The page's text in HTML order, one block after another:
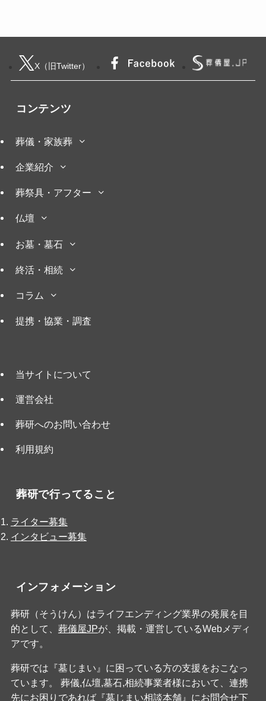
X（旧Twitter）
コンテンツ
葬儀・家族葬
企業紹介
葬祭具・アフター
仏壇
お墓・墓石
終活・相続
コラム
提携・協業・調査
当サイトについて
運営会社
葬研へのお問い合わせ
利用規約
葬研で行ってること
ライター募集
インタビュー募集
インフォメーション
葬研（そうけん）はライフエンディング業界の発展を目
的として、 葬儀屋JPが、掲載・運営しているWebメディ
アです。
葬研では『墓じまい』に困っている方の支援をおこなっ
ています。 葬儀,仏壇,墓石,相続事業者様において、連携
先にお困りであれば『墓じまい相談本舗』にお問合せ下